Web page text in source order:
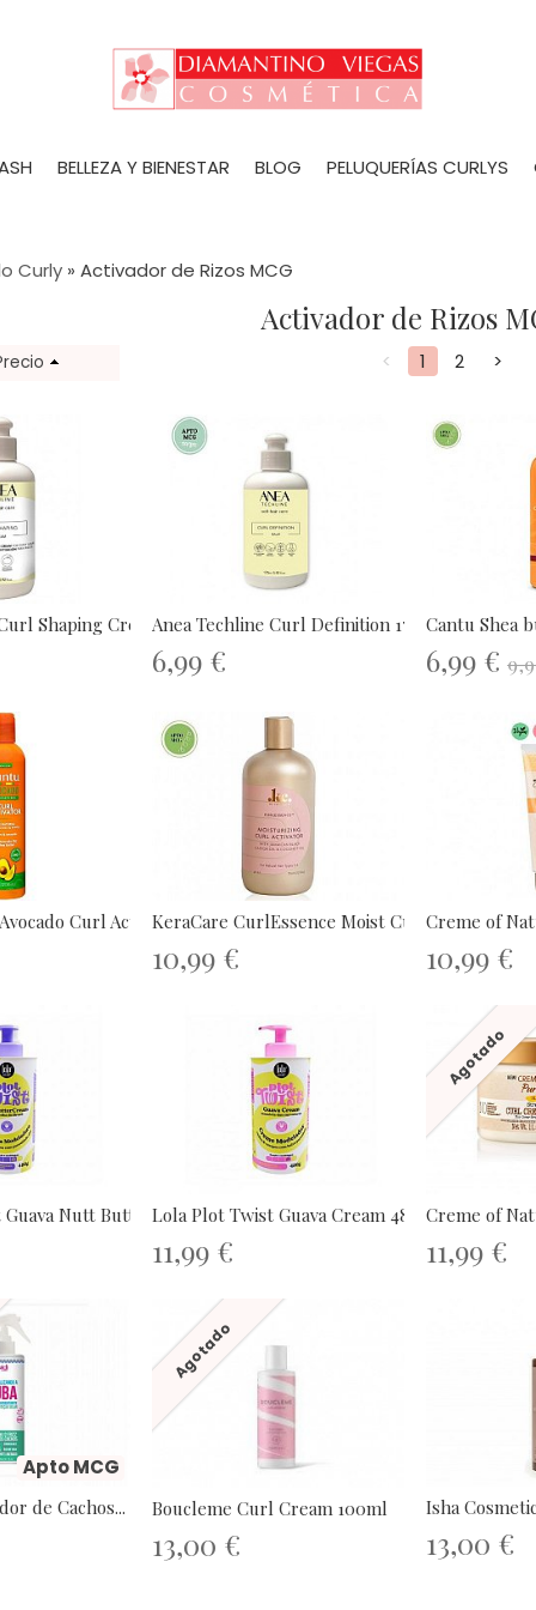
BELLEZA Y BIENESTAR BLOG PELUQUERÍAS CURLYS
Curly» Activador de Rizos MCG
Activador de Rizos
< 1 2 >
Shaping Cream...Anea Techline Curl Definition 175ml
6,99 €
Cantu Shea
6,99 €
Curl Activator...KeraCare CurlEssence Moist Curl...
10,99 €
Creme of
10,99 €
Nutt Butter...Lola Plot Twist Guava Cream 480gr
11,99 €
Agotado
Creme of
11,99 €
Apto MCG
de Cachos...
Agotado
Boucleme Curl Cream 100ml
13,00 €
Isha
13,00 €